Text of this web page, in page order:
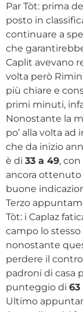
Par Tòt: prima
posto in
continuare a
che
Caplit avevano
volta però
più chiare e
primi minuti,
Nonostante la
po’ alla volta
che da inizio
è di 33 a 49,
ancora ottenuto
buone
Terzo
Tòt: i Caplaz
campo lo
nonostante
perdere il
padroni di casa
punteggio di 63
Ultimo